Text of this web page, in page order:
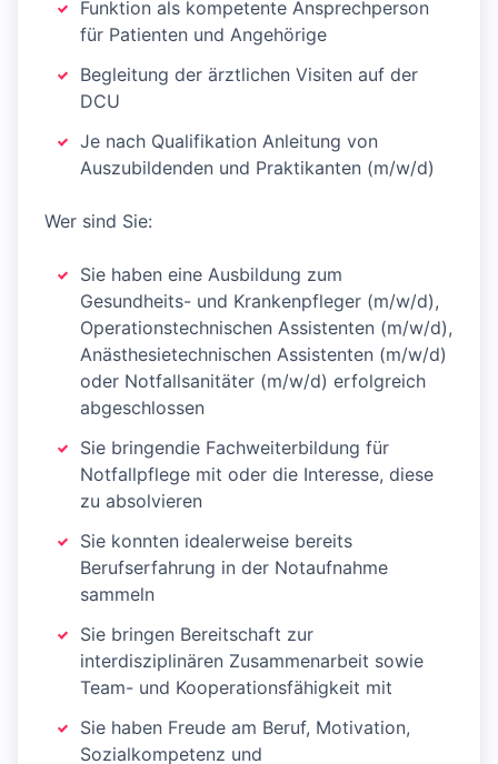
Funktion als kompetente Ansprechperson
für Patienten und Angehörige
Begleitung der ärztlichen Visiten auf der
DCU
Je nach Qualifikation Anleitung von
Auszubildenden und Praktikanten (m/w/d)
Wer sind Sie:
Sie haben eine Ausbildung zum
Gesundheits- und Krankenpfleger (m/w/d),
Operationstechnischen Assistenten (m/w/d),
Anästhesietechnischen Assistenten (m/w/d)
oder Notfallsanitäter (m/w/d) erfolgreich
abgeschlossen
Sie bringendie Fachweiterbildung für
Notfallpflege mit oder die Interesse, diese
zu absolvieren
Sie konnten idealerweise bereits
Berufserfahrung in der Notaufnahme
sammeln
Sie bringen Bereitschaft zur
interdisziplinären Zusammenarbeit sowie
Team- und Kooperationsfähigkeit mit
Sie haben Freude am Beruf, Motivation,
Sozialkompetenz und